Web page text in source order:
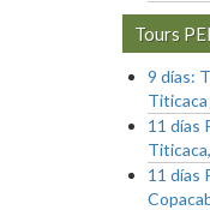
Tours
9 días:
Titicaca
11 días
11 días